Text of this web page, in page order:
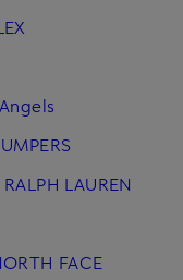
LAUREN
FACE